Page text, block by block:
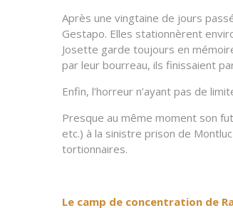
Après une vingtaine de jours
Gestapo. Elles stationnèrent
Josette garde toujours en
par leur bourreau, ils finissaient
Enfin, l’horreur n’ayant pas de
Presque au même moment son
etc.) à la sinistre prison de
tortionnaires.
Le camp de concentration de